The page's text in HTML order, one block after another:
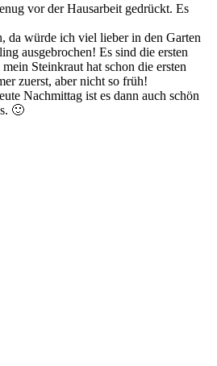
vor der Hausarbeit gedrückt. Es
da würde ich viel lieber in den Garten
ausgebrochen! Es sind die ersten
Steinkraut hat schon die ersten
zuerst, aber nicht so früh!
Nachmittag ist es dann auch schön
🙂